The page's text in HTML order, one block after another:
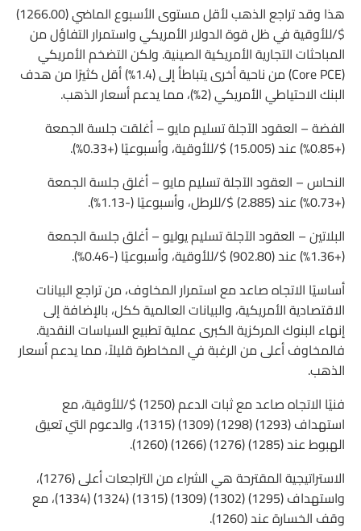
هذا وقد تراجع الذهب لأقل مستوى الأسبوع الماضي (1266.00)
$/للأوقية في ظل قوة الدولار الأمريكي واستمرار التفاؤل من
المباحثات التجارية الأمريكية الصينية. ولكن التضخم الأمريكي
(Core PCE) من ناحية أخرى يتباطأ إلى (1.4%) أقل كثيرًا من هدف
البنك الاحتياطي الأمريكي (2%)، مما يدعم أسعار الذهب.
الفضة – العقود الآجلة تسليم مايو – أغلقت جلسة الجمعة
(+0.85%) عند (15.005) $/للأوقية، وأسبوعيًا (+0.33%).
النحاس – العقود الآجلة تسليم مايو – أغلق جلسة الجمعة
(+0.73%) عند (2.885) $/للرطل، وأسبوعيًا (-1.13%).
البلاتين – العقود الآجلة تسليم يوليو – أغلق جلسة الجمعة
(+1.36%) عند (902.80) $/للأوقية، وأسبوعيًا (-0.46%).
أساسيًا الاتجاه صاعد مع استمرار المخاوف، من تراجع البيانات
الاقتصادية الأمريكية، والبيانات العالمية ككل، بالإضافة إلى
إنهاء البنوك المركزية الكبرى عملية تطبيع السياسات النقدية.
فالمخاوف أعلى من الرغبة في المخاطرة قليلاً، مما يدعم أسعار
الذهب.
فنيًا الاتجاه صاعد مع ثبات الدعم (1250) $/للأوقية، مع
استهداف (1293) (1298) (1309) (1315)، والدعوم التي تعيق
الهبوط عند (1285) (1276) (1266) (1260).
الاستراتيجية المقترحة هي الشراء من التراجعات أعلى (1276)،
واستهداف (1295) (1302) (1309) (1315) (1324) (1334)، مع
وقف الخسارة عند (1260).